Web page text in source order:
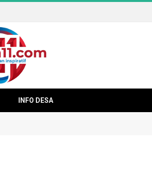
INFO DESA